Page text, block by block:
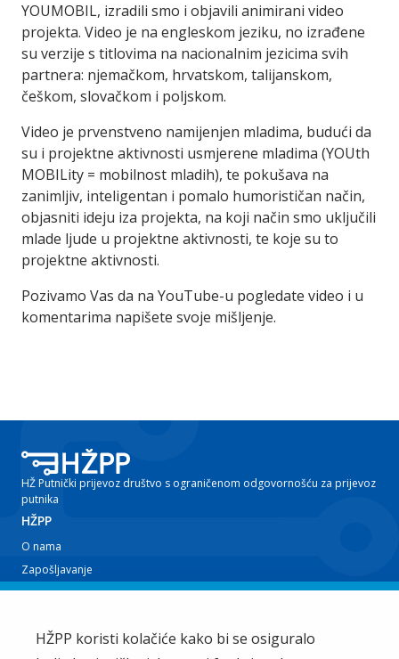
YOUMOBIL, izradili smo i objavili animirani video
projekta. Video je na engleskom jeziku, no izrađene
su verzije s titlovima na nacionalnim jezicima svih
partnera: njemačkom, hrvatskom, talijanskom,
češkom, slovačkom i poljskom.
Video je prvenstveno namijenjen mladima, budući da
su i projektne aktivnosti usmjerene mladima (YOUth
MOBILity = mobilnost mladih), te pokušava na
zanimljiv, inteligentan i pomalo humorističan način,
objasniti ideju iza projekta, na koji način smo uključili
mlade ljude u projektne aktivnosti, te koje su to
projektne aktivnosti.
Pozivamo Vas da na YouTube-u pogledate video i u
komentarima napišete svoje mišljenje.
HŽ Putnički prijevoz društvo s ograničenom odgovornošću za prijevoz
putnika
HŽPP
O nama
Zapošljavanje
Planovi i izvještaji
Iz tvrtke
HŽPP koristi kolačiće kako bi se osiguralo